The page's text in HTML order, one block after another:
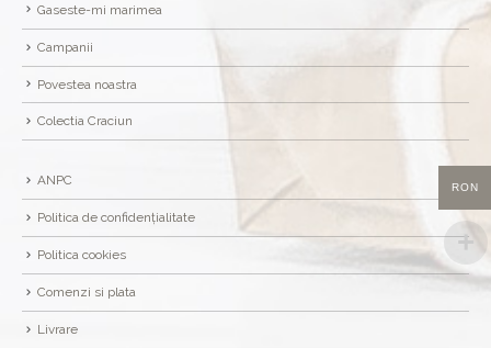
Gaseste-mi marimea
Campanii
Povestea noastra
Colectia Craciun
ANPC
Politica de confidențialitate
Politica cookies
Comenzi si plata
Livrare
RON